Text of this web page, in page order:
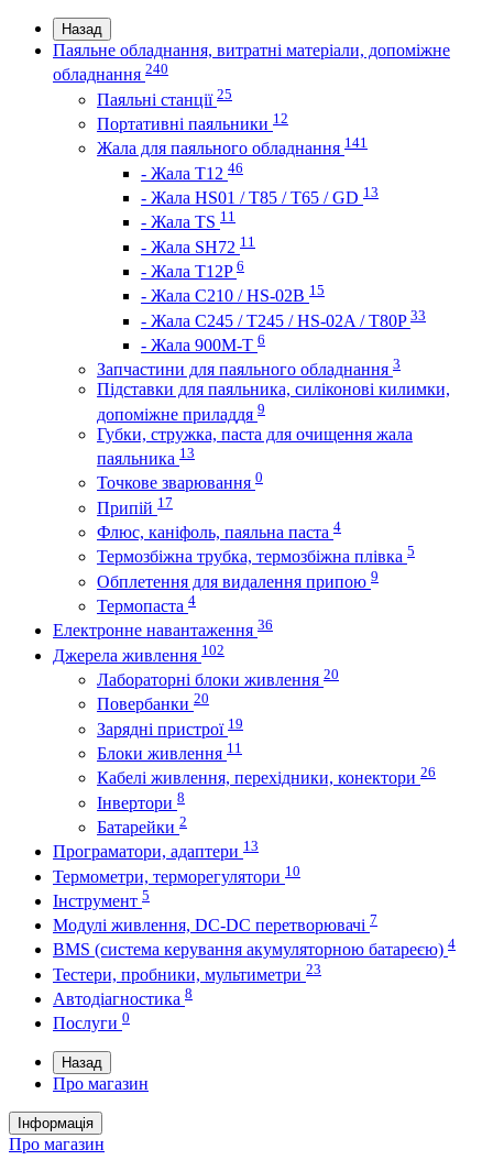
Назад
Паяльне обладнання, витратні матеріали, допоміжне
обладнання 240
Паяльні станції 25
Портативні паяльники 12
Жала для паяльного обладнання 141
- Жала Т12 46
- Жала HS01 / T85 / T65 / GD 13
- Жала TS 11
- Жала SH72 11
- Жала T12P 6
- Жала C210 / HS-02B 15
- Жала C245 / T245 / HS-02A / T80P 33
- Жала 900M-T 6
Запчастини для паяльного обладнання 3
Підставки для паяльника, силіконові килимки,
допоміжне приладдя 9
Губки, стружка, паста для очищення жала
паяльника 13
Точкове зварювання 0
Припій 17
Флюс, каніфоль, паяльна паста 4
Термозбіжна трубка, термозбіжна плівка 5
Обплетення для видалення припою 9
Термопаста 4
Електронне навантаження 36
Джерела живлення 102
Лабораторні блоки живлення 20
Повербанки 20
Зарядні пристрої 19
Блоки живлення 11
Кабелі живлення, перехідники, конектори 26
Інвертори 8
Батарейки 2
Програматори, адаптери 13
Термометри, терморегулятори 10
Інструмент 5
Модулі живлення, DC-DC перетворювачі 7
BMS (система керування акумуляторною батареєю) 4
Тестери, пробники, мультиметри 23
Автодіагностика 8
Послуги 0
Назад
Про магазин
Інформація
Про магазин